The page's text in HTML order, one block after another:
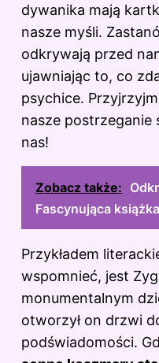
dywanika mają
nasze myśli.
odkrywają przed
ujawniając to, co
psychice.
nasze postrzeganie
nas!
Zobacz także:
Fascynująca
Przykładem
wspomnieć, jest
monumentalnym
otworzył on drzwi
podświadomości.